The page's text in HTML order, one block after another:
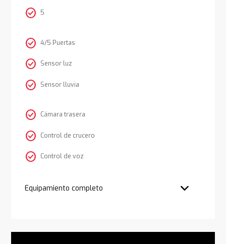
check_circle 5
check_circle 4/5 Puertas
check_circle Sensor luz
check_circle Sensor lluvia
check_circle Cámara trasera
check_circle Control de crucero
check_circle Control de voz
Equipamiento completo